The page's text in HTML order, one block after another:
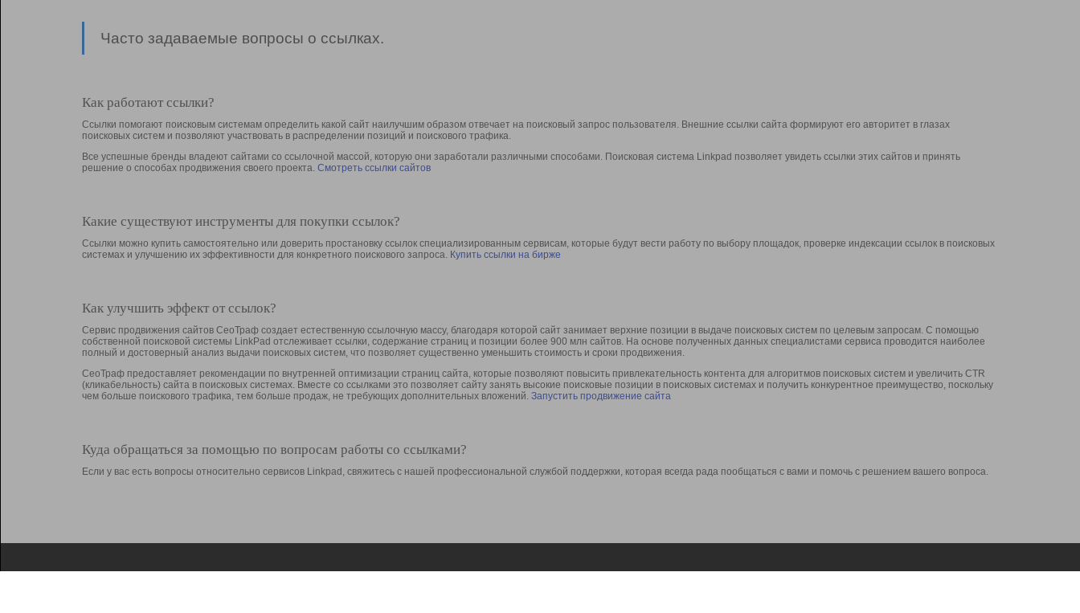
Часто задаваемые вопросы о ссылках.
Как работают ссылки?
Ссылки помогают поисковым системам определить какой сайт наилучшим образом отвечает на поисковый запрос пользователя. Внешние ссылки сайта формируют его авторитет в глазах
поисковых систем и позволяют участвовать в раcпределении позиций и поискового трафика.
Все успешные бренды владеют сайтами со ссылочной массой, которую они заработали различными способами. Поисковая система Linkpad позволяет увидеть ссылки этих сайтов и принять
решение о способах продвижения своего проекта. Смотреть ссылки сайтов
Какие существуют инструменты для покупки ссылок?
Ссылки можно купить самостоятельно или доверить простановку ссылок специализированным сервисам, которые будут вести работу по выбору площадок, проверке индексации ссылок в поисковых
системах и улучшению их эффективности для конкретного поискового запроса. Купить ссылки на бирже
Как улучшить эффект от ссылок?
Сервис продвижения сайтов СеоТраф создает естественную ссылочную массу, благодаря которой сайт занимает верхние позиции в выдаче поисковых систем по целевым запросам. С помощью
собственной поисковой системы LinkPad отслеживает ссылки, содержание страниц и позиции более 900 млн сайтов. На основе полученных данных специалистами сервиса проводится наиболее
полный и достоверный анализ выдачи поисковых систем, что позволяет существенно уменьшить стоимость и сроки продвижения.
СеоТраф предоставляет рекомендации по внутренней оптимизации страниц сайта, которые позволяют повысить привлекательность контента для алгоритмов поисковых систем и увеличить CTR
(кликабельность) сайта в поисковых системах. Вместе со ссылками это позволяет сайту занять высокие поисковые позиции в поисковых системах и получить конкурентное преимущество, поскольку
чем больше поискового трафика, тем больше продаж, не требующих дополнительных вложений. Запустить продвижение сайта
Куда обращаться за помощью по вопросам работы со ссылками?
Если у вас есть вопросы относительно сервисов Linkpad, свяжитесь с нашей профессиональной службой поддержки, которая всегда рада пообщаться с вами и помочь с решением вашего вопроса.